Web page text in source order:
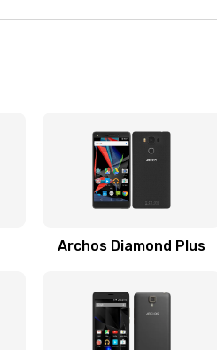
Archos Diamond Plus